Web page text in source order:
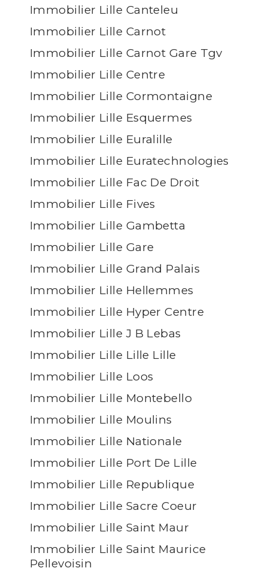
Immobilier Lille Canteleu
Immobilier Lille Carnot
Immobilier Lille Carnot Gare Tgv
Immobilier Lille Centre
Immobilier Lille Cormontaigne
Immobilier Lille Esquermes
Immobilier Lille Euralille
Immobilier Lille Euratechnologies
Immobilier Lille Fac De Droit
Immobilier Lille Fives
Immobilier Lille Gambetta
Immobilier Lille Gare
Immobilier Lille Grand Palais
Immobilier Lille Hellemmes
Immobilier Lille Hyper Centre
Immobilier Lille J B Lebas
Immobilier Lille Lille Lille
Immobilier Lille Loos
Immobilier Lille Montebello
Immobilier Lille Moulins
Immobilier Lille Nationale
Immobilier Lille Port De Lille
Immobilier Lille Republique
Immobilier Lille Sacre Coeur
Immobilier Lille Saint Maur
Immobilier Lille Saint Maurice
Pellevoisin